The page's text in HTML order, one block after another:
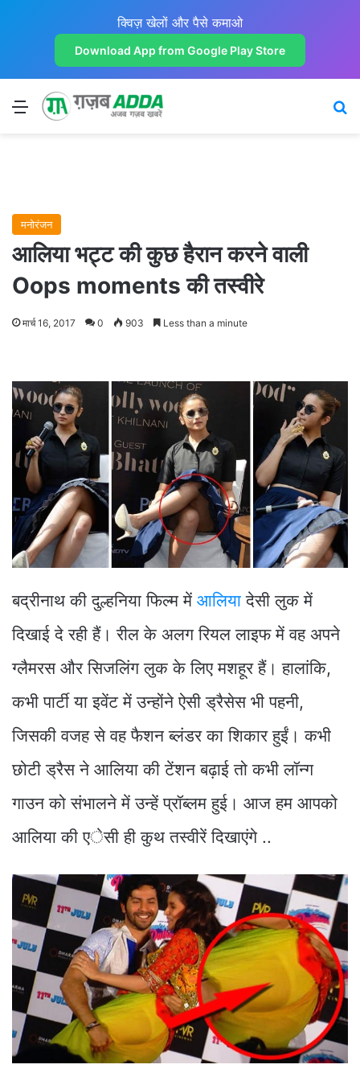
क्विज़ खेलों और पैसे कमाओ
Download App from Google Play Store
Menu
मनोरंजन
आलिया भट्ट की कुछ हैरान करने वाली
Oops moments की तस्वीरे
मार्च 16, 2017 0 903 Less than a minute
बद्रीनाथ की दुल्हनिया फिल्म में आलिया देसी लुक में
दिखाई दे रही हैं। रील के अलग रियल लाइफ में वह अपने
ग्लैमरस और सिजलिंग लुक के लिए मशहूर हैं। हालांकि,
कभी पार्टी या इवेंट में उन्होंने ऐसी ड्रैसेस भी पहनी,
जिसकी वजह से वह फैशन ब्लंडर का शिकार हुईं। कभी
छोटी ड्रैस ने आलिया की टेंशन बढ़ाई तो कभी लॉन्ग
गाउन को संभालने में उन्हें प्रॉब्लम हुई। आज हम आपको
आलिया की एेसी ही कुथ तस्वीरें दिखाएंगे ..